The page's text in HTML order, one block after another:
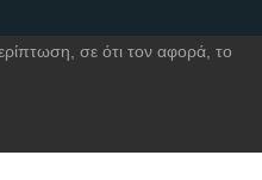
σε ότι τον αφορά, το